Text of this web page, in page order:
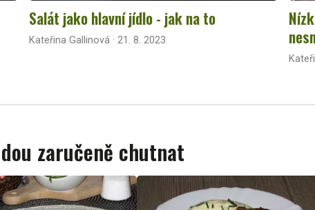
Salát jako hlavní jídlo - jak na to
Kateřina Gallinová · 21. 8. 2023
zaručeně chutnat